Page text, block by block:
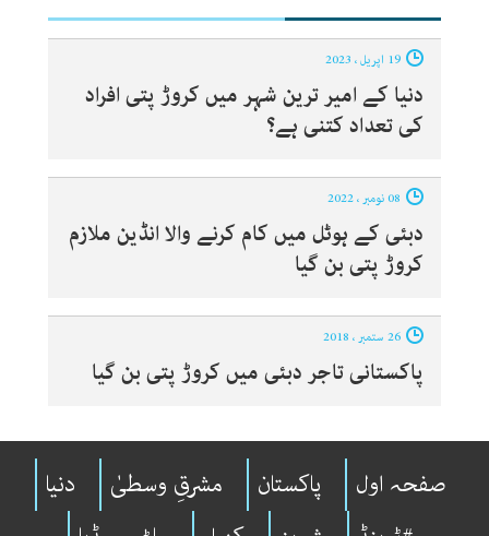
دنیا کے امیر ترین شہر میں کروڑ پتی افراد
کی تعداد کتنی ہے؟
دبئی کے ہوٹل میں کام کرنے والا انڈین ملازم
کروڑ پتی بن گیا
پاکستانی تاجر دبئی میں کروڑ پتی بن گیا
صفحہ اول پاکستان مشرقِ وسطیٰ
دنیا